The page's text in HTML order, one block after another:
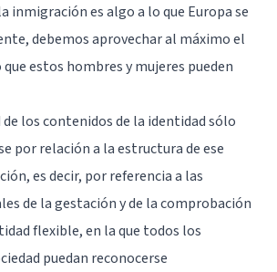
inmigración es algo a lo que Europa se
debemos aprovechar al máximo el
estos hombres y mujeres pueden
de los contenidos de la identidad sólo
por relación a la estructura de ese
es decir, por referencia a las
de la gestación y de la comprobación
flexible, en la que todos los
puedan reconocerse